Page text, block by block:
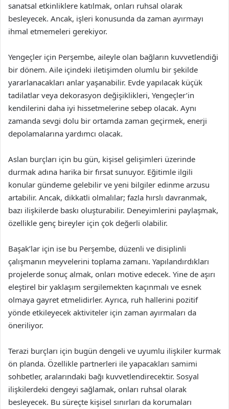
sanatsal etkinliklere katılmak, onları ruhsal olarak
besleyecek. Ancak, işleri konusunda da zaman ayırmayı
ihmal etmemeleri gerekiyor.
Yengeçler için Perşembe, aileyle olan bağların kuvvetlendiği
bir dönem. Aile içindeki iletişimden olumlu bir şekilde
yararlanacakları anlar yaşanabilir. Evde yapılacak küçük
tadilatlar veya dekorasyon değişiklikleri, Yengeçler’in
kendilerini daha iyi hissetmelerine sebep olacak. Aynı
zamanda sevgi dolu bir ortamda zaman geçirmek, enerji
depolamalarına yardımcı olacak.
Aslan burçları için bu gün, kişisel gelişimleri üzerinde
durmak adına harika bir fırsat sunuyor. Eğitimle ilgili
konular gündeme gelebilir ve yeni bilgiler edinme arzusu
artabilir. Ancak, dikkatli olmalılar; fazla hırslı davranmak,
bazı ilişkilerde baskı oluşturabilir. Deneyimlerini paylaşmak,
özellikle genç bireyler için çok değerli olabilir.
Başak’lar için ise bu Perşembe, düzenli ve disiplinli
çalışmanın meyvelerini toplama zamanı. Yapılandırdıkları
projelerde sonuç almak, onları motive edecek. Yine de aşırı
eleştirel bir yaklaşım sergilemekten kaçınmalı ve esnek
olmaya gayret etmelidirler. Ayrıca, ruh hallerini pozitif
yönde etkileyecek aktiviteler için zaman ayırmaları da
öneriliyor.
Terazi burçları için bugün dengeli ve uyumlu ilişkiler kurmak
ön planda. Özellikle partnerleri ile yapacakları samimi
sohbetler, aralarındaki bağı kuvvetlendirecektir. Sosyal
ilişkilerdeki dengeyi sağlamak, onları ruhsal olarak
besleyecek. Bu süreçte kişisel sınırları da korumaları